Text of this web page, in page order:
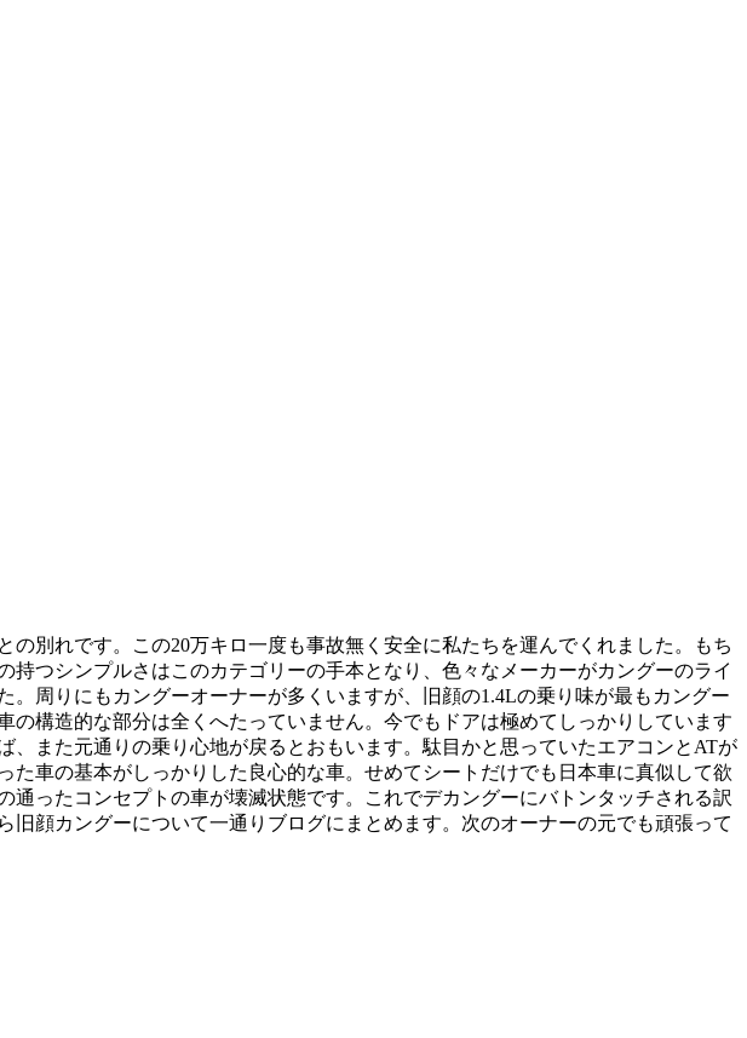
別れです。この20万キロ一度も事故無く安全に私たちを運んでくれました。もち
つシンプルさはこのカテゴリーの手本となり、色々なメーカーがカングーのライ
周りにもカングーオーナーが多くいますが、旧顔の1.4Lの乗り味が最もカングー
構造的な部分は全くへたっていません。今でもドアは極めてしっかりしています
また元通りの乗り心地が戻るとおもいます。駄目かと思っていたエアコンとATが
車の基本がしっかりした良心的な車。せめてシートだけでも日本車に真似して欲
ったコンセプトの車が壊滅状態です。これでデカングーにバトンタッチされる訳
顔カングーについて一通りブログにまとめます。次のオーナーの元でも頑張って